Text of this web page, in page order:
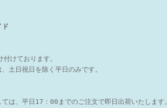
ド
けております。
土日祝日を除く平日のみです。
は、 平日17：00までのご注文で即日出荷いたします。